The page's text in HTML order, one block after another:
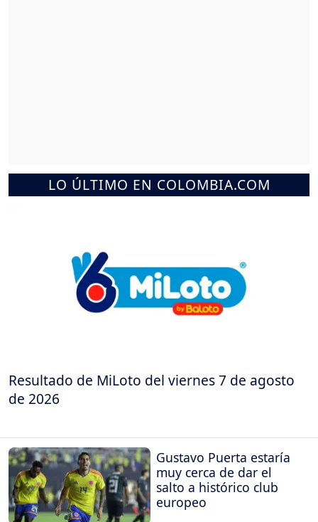
LO ÚLTIMO EN COLOMBIA.COM
Resultado de MiLoto del viernes 7 de agosto
de 2026
Gustavo Puerta estaría
muy cerca de dar el
salto a histórico club
europeo